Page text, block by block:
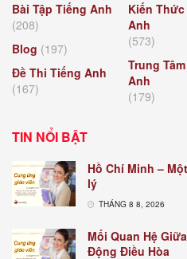
Bài Tập Tiếng Anh
(208)
Blog (197)
Đề Thi Tiếng Anh
(167)
Kiến
Anh
(573)
Trung
Anh
(179)
TIN NỔI BẬT
Hồ Chí Minh –
lý
THÁNG 8 8, 2026
Mối Quan Hệ
Động Điều Hòa